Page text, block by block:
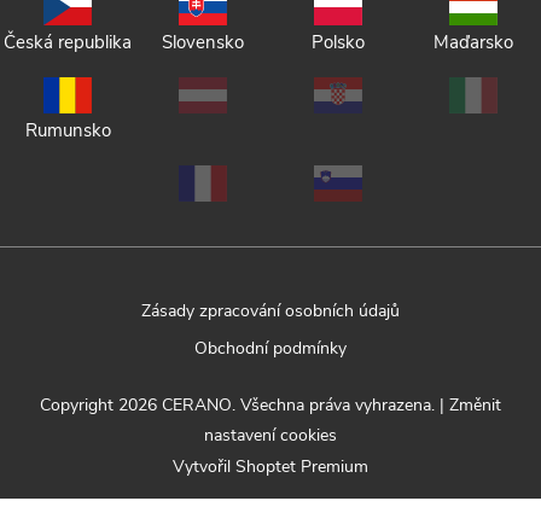
Česká republika Slovensko Polsko Maďarsko
Rumunsko
Zásady zpracování osobních údajů
Obchodní podmínky
Vytvořil Shoptet Premium
Copyright 2026 CERANO. Všechna práva vyhrazena. | Změnit
nastavení cookies